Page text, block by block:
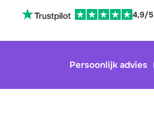
4,9/5
Persoonlijk advies